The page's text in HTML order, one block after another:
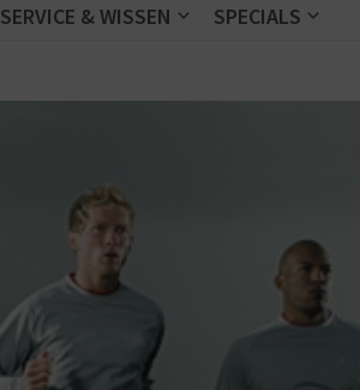
SERVICE & WISSEN SPECIALS